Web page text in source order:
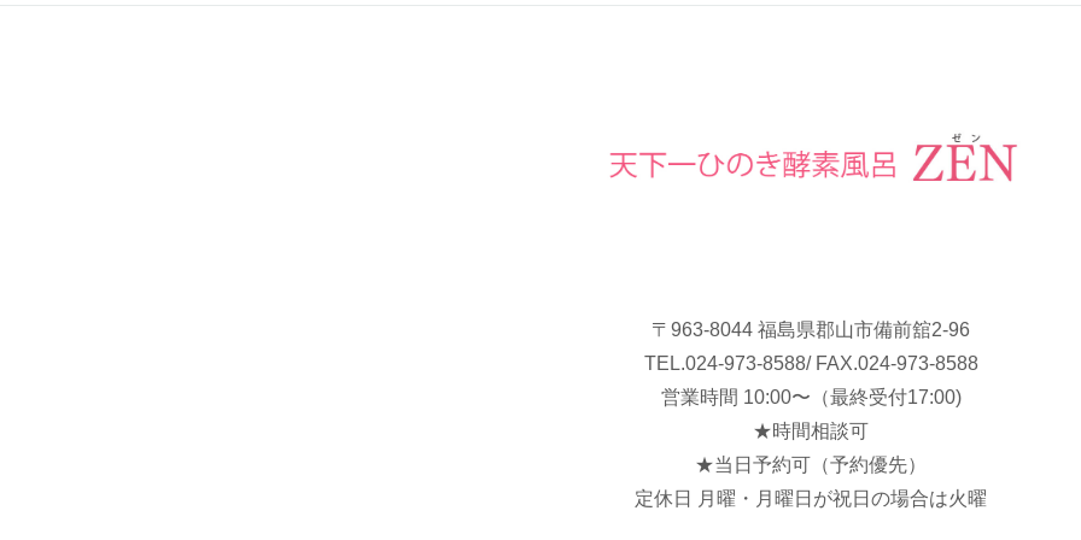
〒963-8044 福島県郡山市備前舘2-96
TEL.024-973-8588/ FAX.024-973-8588
営業時間 10:00〜（最終受付17:00)
★時間相談可
★当日予約可（予約優先）
定休日 月曜・月曜日が祝日の場合は火曜